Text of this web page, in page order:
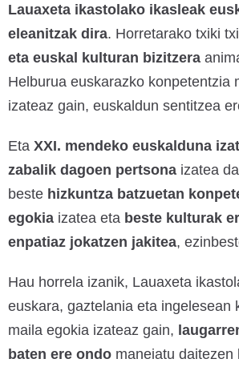
Lauaxeta ikastolako ikasleak
eleanitzak dira. Horretarako txiki
eta euskal kulturan bizitzera
Helburua euskarazko konpetentzia
izateaz gain, euskaldun sentitzea
Eta XXI. mendeko euskalduna
zabalik dagoen pertsona izatea
beste hizkuntza batzuetan
egokia izatea eta beste kulturak
enpatiaz jokatzen jakitea,
Hau horrela izanik, Lauaxeta
euskara, gaztelania eta ingelesean
maila egokia izateaz gain,
baten ere ondo maneiatu daitezen